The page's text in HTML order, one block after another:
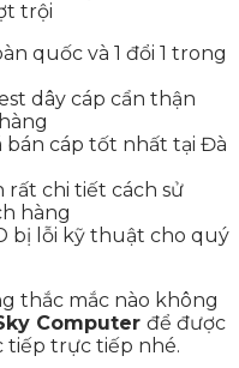
trội
quốc và 1 đổi 1 trong
dây cáp cẩn thận
bán cáp tốt nhất tại Đà
chi tiết cách sử
hàng
bị lỗi kỹ thuật cho quý
thắc mắc nào không
Computer để được
tiếp trực tiếp nhé.